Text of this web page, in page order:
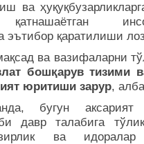
ва
эътибор қаратилиши
ва вазифаларни
бошқарув тизими
юритиши зарур,
бугун аксарият
давр талабига
ва идоралар